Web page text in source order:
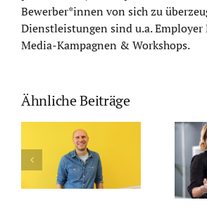
Bewerber*innen von sich zu
Dienstleistungen sind u.a.
Media-Kampagnen & Workshops.
Ähnliche Beiträge
Adacor:
Wettbewerbsvorteil
– Ein